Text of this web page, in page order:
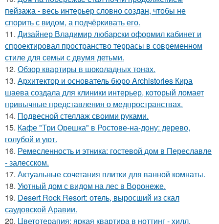
пейзажа - весь интерьер словно создан, чтобы не
спорить с видом, а подчёркивать его.
11. Дизайнер Владимир любарски оформил кабинет и
спроектировал пространство террасы в современном
стиле для семьи с двумя детьми.
12. Обзор квартиры в шоколадных тонах.
13. Архитектор и основатель бюро Archistories Кира
шаева создала для клиники интерьер, который ломает
привычные представления о медпространствах.
14. Подвесной стеллаж своими руками.
15. Кафе "Три Орешка" в Ростове-на-дону: дерево,
голубой и уют.
16. Ремесленность и этника: гостевой дом в Переславле
- залесском.
17. Актуальные сочетания плитки для ванной комнаты.
18. Уютный дом с видом на лес в Воронеже.
19. Desert Rock Resort: отель, выросший из скал
саудовской Аравии.
20. Цветотерапия: яркая квартира в ноттинг - хилл.